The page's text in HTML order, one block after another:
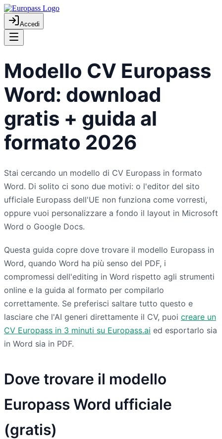
Accedi
Modello CV Europass
Word: download
gratis + guida al
formato 2026
Stai cercando un modello di CV Europass in formato
Word. Di solito ci sono due motivi: o l'editor del sito
ufficiale Europass dell'UE non funziona come vorresti,
oppure vuoi personalizzare a fondo il layout in Microsoft
Word o Google Docs.
Questa guida copre dove trovare il modello Europass in
Word, quando Word ha più senso del PDF, i
compromessi dell'editing in Word rispetto agli strumenti
online e la guida al formato per compilarlo
correttamente. Se preferisci saltare tutto questo e
lasciare che l'AI generi direttamente il CV, puoi creare un
CV Europass in 3 minuti su Europass.ai ed esportarlo sia
in Word sia in PDF.
Dove trovare il modello
Europass Word ufficiale
(gratis)